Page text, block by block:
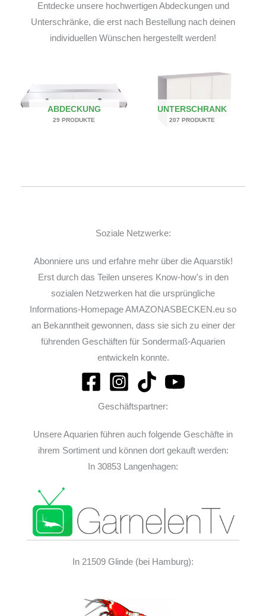
Entdecke unsere hochwertigen Abdeckungen und
Unterschränke, die erst nach Bestellung nach deinen
individuellen Wünschen hergestellt werden!
ABDECKUNG
29 PRODUKTE
UNTERSCHRANK
207 PRODUKTE
Soziale Netzwerke:
Abonniere uns und erfahre mehr über die Aquarstik!
Erst durch das Teilen unseres Know-how's in den
sozialen Netzwerken hat die ursprüngliche
Informations-Homepage AMAZONASBECKEN.eu so
an Bekanntheit gewonnen, dass sie sich zu einer der
führenden Geschäften für Sondermaß-Aquarien
entwickeln konnte.
Geschäftspartner:
Unsere Aquarien führen auch folgende Geschäfte in
ihrem Sortiment und können dort gekauft werden:
In 30853 Langenhagen:
In 21509 Glinde (bei Hamburg):